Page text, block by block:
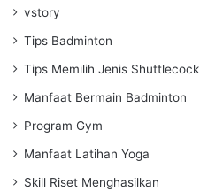
vstory
Tips Badminton
Tips Memilih Jenis Shuttlecock
Manfaat Bermain Badminton
Program Gym
Manfaat Latihan Yoga
Skill Riset Menghasilkan